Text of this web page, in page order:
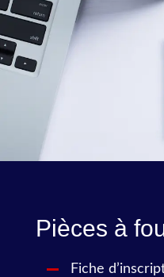
Pièces à
Fiche